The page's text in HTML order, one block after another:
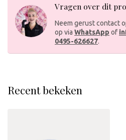
Vragen over dit
Neem gerust contact
op via WhatsApp of
0495-626627.
Recent bekeken